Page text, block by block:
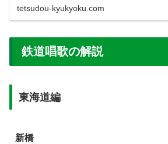
tetsudou-kyukyoku.com
鉄道唱歌の解説
東海道編
新橋